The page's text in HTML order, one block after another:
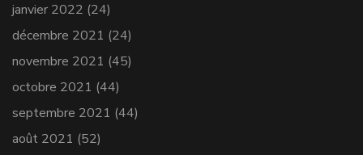
janvier 2022 (24)
décembre 2021 (24)
novembre 2021 (45)
octobre 2021 (44)
septembre 2021 (44)
août 2021 (52)